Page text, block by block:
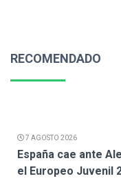
RECOMENDADO
7 AGOSTO 2026
España cae ante
el Europeo Juvenil